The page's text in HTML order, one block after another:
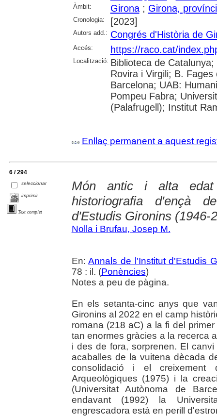
Àmbit: Girona; Girona,
Cronologia: [2023]
Autors add.: Congrés d'Història de
Accés: https://raco.cat/
Localització: Biblioteca de
Rovira i Virgili; B.
Barcelona; UAB:
Pompeu Fabra;
(Palafrugell); Institut
Enllaç permanent a aquest
6 / 294
seleccionar
imprimir
Text complet
Món antic i alta
historiografia d'ençà
d'Estudis Gironins (1946-
Nolla i Brufau, Josep M.
En:Annals de l'Institut d'Estudis
78 : il. (Ponències)
Notes a peu de pàgina.
En els setanta-cinc anys que
Gironins al 2022 en el camp
romana (218 aC) a la fi del
tan enormes gràcies a la recerca
i des de fora, sorprenen. El
acaballes de la vuitena dècada
consolidació i el creixement
Arqueològiques (1975) i la
(Universitat Autònoma de
endavant (1992) la
engrescadora està en perill